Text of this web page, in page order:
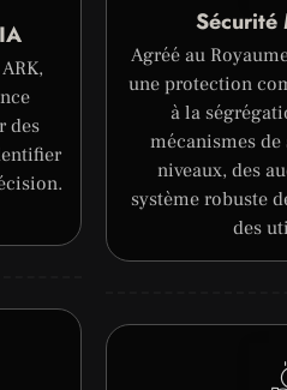
des
Sécurité
Agréé au
une protection
à la
mécanismes
niveaux, des
système robuste
des